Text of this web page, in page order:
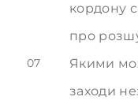
кордону
про
07
Якими
заходи